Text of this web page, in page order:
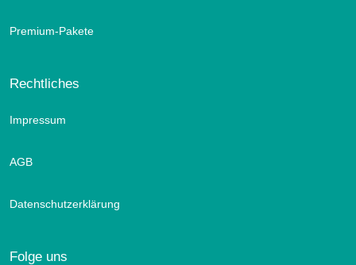
Premium-Pakete
Rechtliches
Impressum
AGB
Datenschutzerklärung
Folge uns